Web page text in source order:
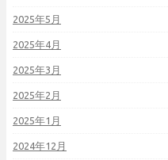
2025年5月
2025年4月
2025年3月
2025年2月
2025年1月
2024年12月